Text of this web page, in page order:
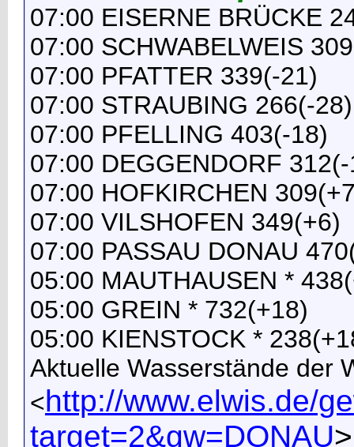
07:00 EISERNE BRÜCKE
07:00 SCHWABELWEIS
07:00 PFATTER 339(-21)
07:00 STRAUBING 266(-28)
07:00 PFELLING 403(-18)
07:00 DEGGENDORF
07:00 HOFKIRCHEN
07:00 VILSHOFEN 349(+6)
07:00 PASSAU DONAU
05:00 MAUTHAUSEN *
05:00 GREIN * 732(+18)
05:00 KIENSTOCK *
Aktuelle Wasserstände der
<http://www.elwis.de/
target=2&gw=DONAU>